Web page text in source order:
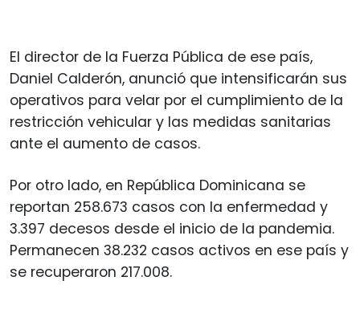
El director de la Fuerza Pública de ese país,
Daniel Calderón, anunció que intensificarán sus
operativos para velar por el cumplimiento de la
restricción vehicular y las medidas sanitarias
ante el aumento de casos.
Por otro lado, en República Dominicana se
reportan 258.673 casos con la enfermedad y
3.397 decesos desde el inicio de la pandemia.
Permanecen 38.232 casos activos en ese país y
se recuperaron 217.008.